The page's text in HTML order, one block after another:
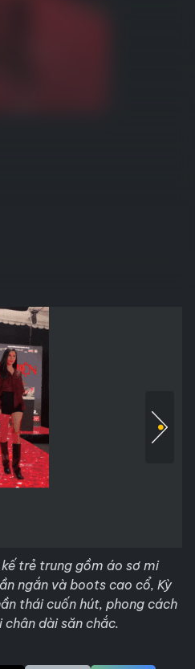
trẻ trung gồm áo sơ mi
ngắn và boots cao cổ, Kỳ
thái cuốn hút, phong cách
dài săn chắc.